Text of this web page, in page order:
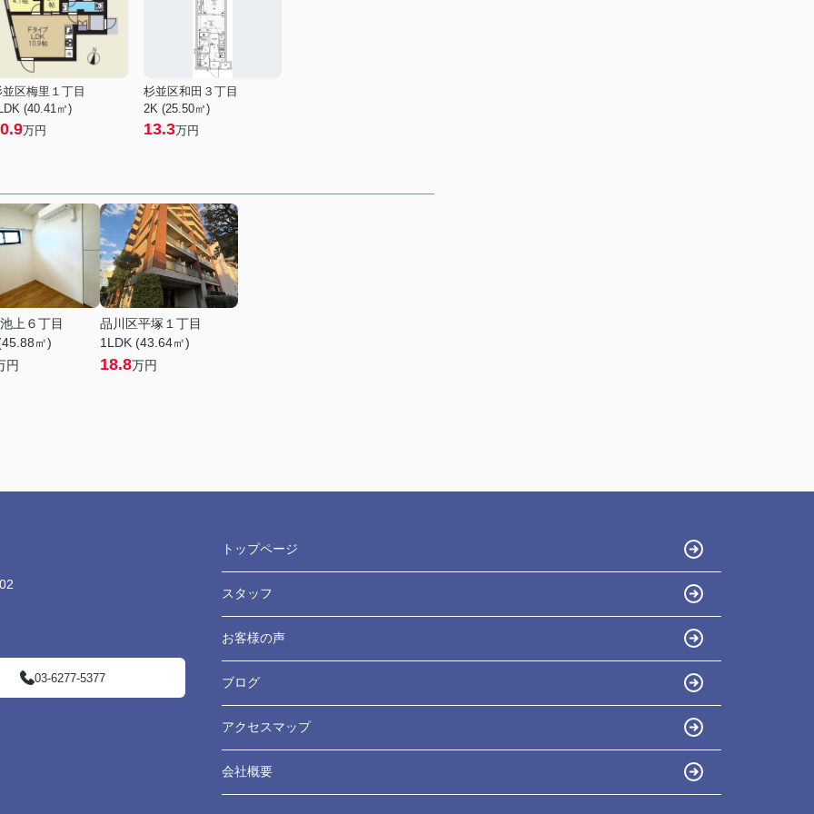
並区梅里１丁目
(40.41㎡)
万円
杉並区和田３丁目
2K (25.50㎡)
13.3万円
上６丁目
㎡)
円
品川区平塚１丁目
1LDK (43.64㎡)
18.8万円
03-6277-5377
トップページ
スタッフ
お客様の声
ブログ
アクセスマップ
会社概要